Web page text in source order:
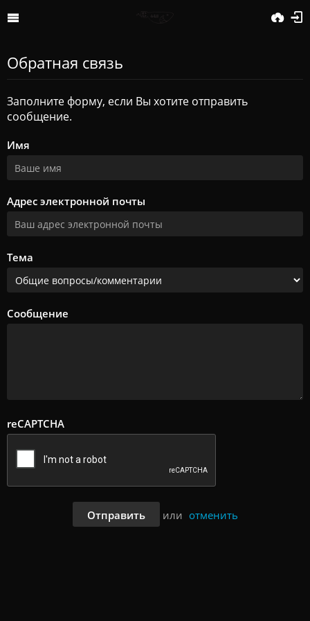
Обратная связь
Заполните форму, если Вы хотите отправить
сообщение.
Имя
Адрес электронной почты
Тема
Сообщение
reCAPTCHA
Отправить или отменить